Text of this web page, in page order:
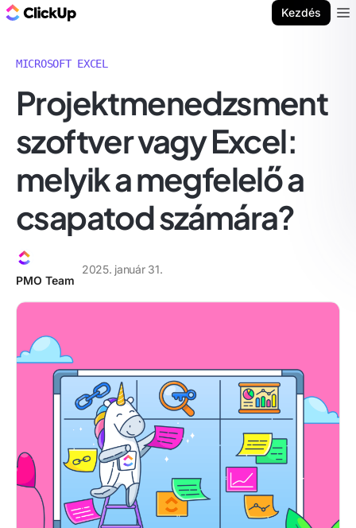
Kezdés
MICROSOFT EXCEL
Projektmenedzsment
szoftver vagy Excel:
melyik a megfelelő a
csapatod számára?
PMO Team
2025. január 31.